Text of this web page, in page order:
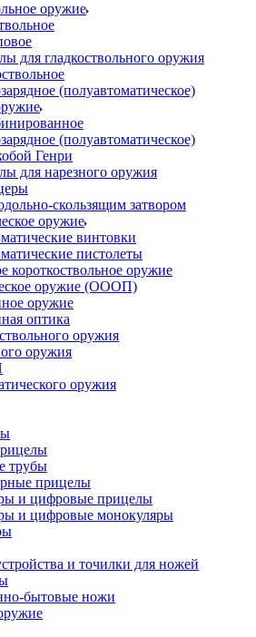
оружие
для гладкоствольного оружия
(полуавтоматическое)
(полуавтоматическое)
Генри
для нарезного оружия
скользящим затвором
оружие
винтовки
пистолеты
короткоствольное оружие
оружие (ОООП)
оружие
оптика
оружия
оружия
оружия
трубы
прицелы
и цифровые прицелы
и цифровые монокуляры
и точилки для ножей
бытовые ножи